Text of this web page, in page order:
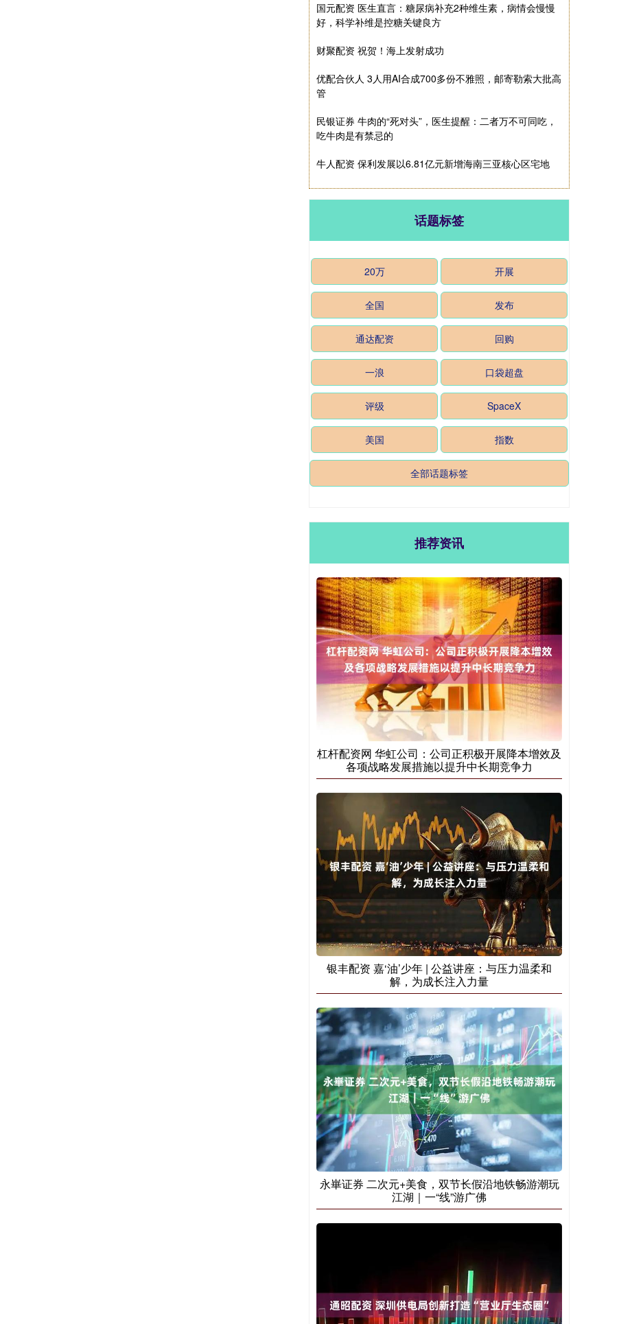
国元配资 医生直言：糖尿病补充2种维生素，病情会慢慢
好，科学补维是控糖关键良方
财聚配资 祝贺！海上发射成功
优配合伙人 3人用AI合成700多份不雅照，邮寄勒索大批高
管
民银证券 牛肉的“死对头”，医生提醒：二者万不可同吃，
吃牛肉是有禁忌的
牛人配资 保利发展以6.81亿元新增海南三亚核心区宅地
话题标签
20万 开展
全国 发布
通达配资 回购
一浪 口袋超盘
评级 SpaceX
美国 指数
全部话题标签
推荐资讯
杠杆配资网 华虹公司：公司正积极开展降本增效及
各项战略发展措施以提升中长期竞争力
银丰配资 嘉‘油’少年 | 公益讲座：与压力温柔和
解，为成长注入力量
永崋证券 二次元+美食，双节长假沿地铁畅游潮玩
江湖｜一“线”游广佛